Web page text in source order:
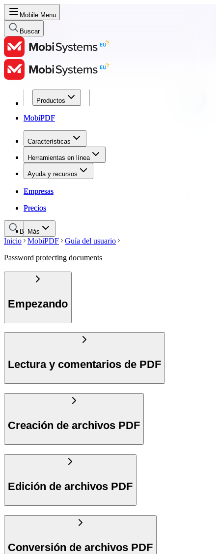
Mobile Menu
Buscar
Productos
MobiPDF
Características
Herramientas en línea
Ayuda y recursos
Empresas
Precios
Más
Productos
MobiPDF
Características
Herramientas en línea
Ayuda y recursos
Empresas
Precios
Buscar
Inicio MobiPDF
Guía del usuario
Password protecting documents
Empezando
Lectura y comentarios de PDF
Creación de archivos PDF
Edición de archivos PDF
Conversión de archivos PDF